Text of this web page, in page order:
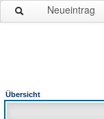
Neueintrag
Übersicht